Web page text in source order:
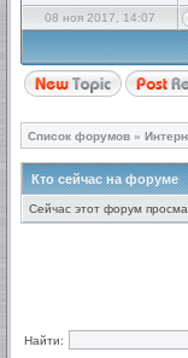
08 ноя 2017, 14:07
Список форумов »
Кто сейчас на форуме
Сейчас этот форум
Найти: